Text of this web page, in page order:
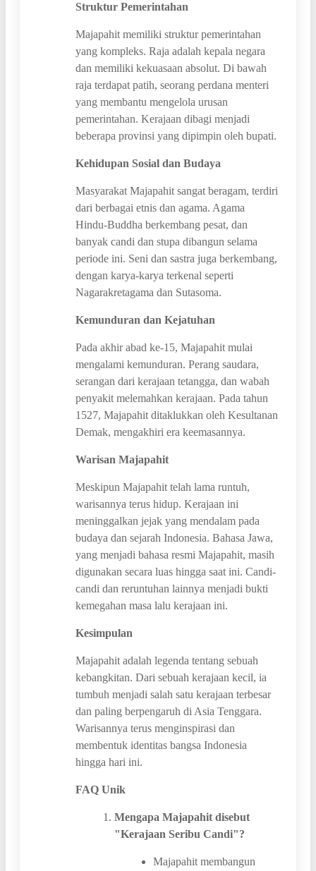
Struktur Pemerintahan
Majapahit memiliki struktur pemerintahan
yang kompleks. Raja adalah kepala negara
dan memiliki kekuasaan absolut. Di bawah
raja terdapat patih, seorang perdana menteri
yang membantu mengelola urusan
pemerintahan. Kerajaan dibagi menjadi
beberapa provinsi yang dipimpin oleh bupati.
Kehidupan Sosial dan Budaya
Masyarakat Majapahit sangat beragam, terdiri
dari berbagai etnis dan agama. Agama
Hindu-Buddha berkembang pesat, dan
banyak candi dan stupa dibangun selama
periode ini. Seni dan sastra juga berkembang,
dengan karya-karya terkenal seperti
Nagarakretagama dan Sutasoma.
Kemunduran dan Kejatuhan
Pada akhir abad ke-15, Majapahit mulai
mengalami kemunduran. Perang saudara,
serangan dari kerajaan tetangga, dan wabah
penyakit melemahkan kerajaan. Pada tahun
1527, Majapahit ditaklukkan oleh Kesultanan
Demak, mengakhiri era keemasannya.
Warisan Majapahit
Meskipun Majapahit telah lama runtuh,
warisannya terus hidup. Kerajaan ini
meninggalkan jejak yang mendalam pada
budaya dan sejarah Indonesia. Bahasa Jawa,
yang menjadi bahasa resmi Majapahit, masih
digunakan secara luas hingga saat ini. Candi-
candi dan reruntuhan lainnya menjadi bukti
kemegahan masa lalu kerajaan ini.
Kesimpulan
Majapahit adalah legenda tentang sebuah
kebangkitan. Dari sebuah kerajaan kecil, ia
tumbuh menjadi salah satu kerajaan terbesar
dan paling berpengaruh di Asia Tenggara.
Warisannya terus menginspirasi dan
membentuk identitas bangsa Indonesia
hingga hari ini.
FAQ Unik
Mengapa Majapahit disebut
"Kerajaan Seribu Candi"?
Majapahit membangun